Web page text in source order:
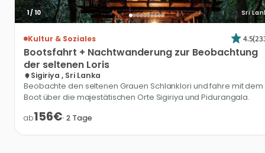
1/ 10 Sri
Kultur & Soziales 4.5(
Bootsfahrt + Nachtwanderung zur Beobachtung
der seltenen Loris
Sigiriya , Sri Lanka
Beobachte den seltenen Grauen Schlanklori und fahre mit dem
Boot über die majestätischen Orte Sigiriya und Pidurangala.
ab156€· 2 Tage